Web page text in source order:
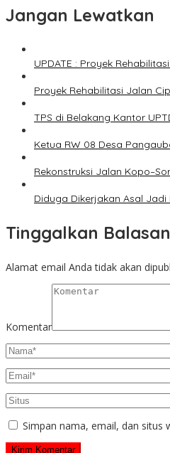
Jangan Lewatkan
UPDATE : Proyek
Proyek Rehabilitasi Jalan
TPS di Belakang Kantor
Ketua RW 08 Desa
Rekonstruksi Jalan
Diduga Dikerjakan Asal
Tinggalkan Balasan
Alamat email Anda tidak akan
Komentar
Simpan nama, email, dan situs